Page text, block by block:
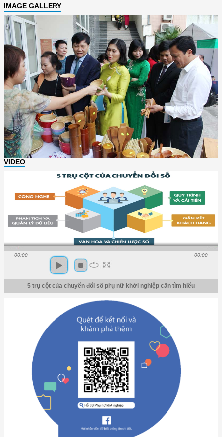
IMAGE GALLERY
VIDEO
00:00 00:00
5 trụ cột của chuyển đổi số phụ nữ khởi nghiệp cần tìm hiểu